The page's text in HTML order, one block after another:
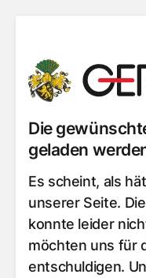
Die
geladen
Es scheint, als
unserer Seite.
konnte leider
möchten uns für
entschuldigen.